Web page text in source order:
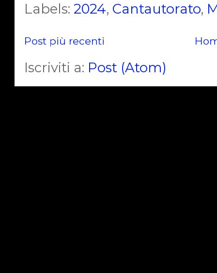
Labels: 2024, Cantautorato,
Post più recenti
Iscriviti a: Post (Atom)